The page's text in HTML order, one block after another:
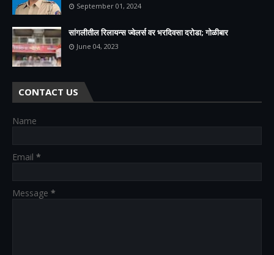
September 01, 2024
सांगलीतील रिलायन्स ज्वेलर्स वर भरदिवसा दरोडा; गोळीबार
June 04, 2023
CONTACT US
Name
Email *
Message *